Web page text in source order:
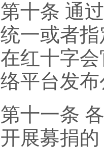
第十条 通
统一或者
在红十字
络平台发
第十一条
开展募捐